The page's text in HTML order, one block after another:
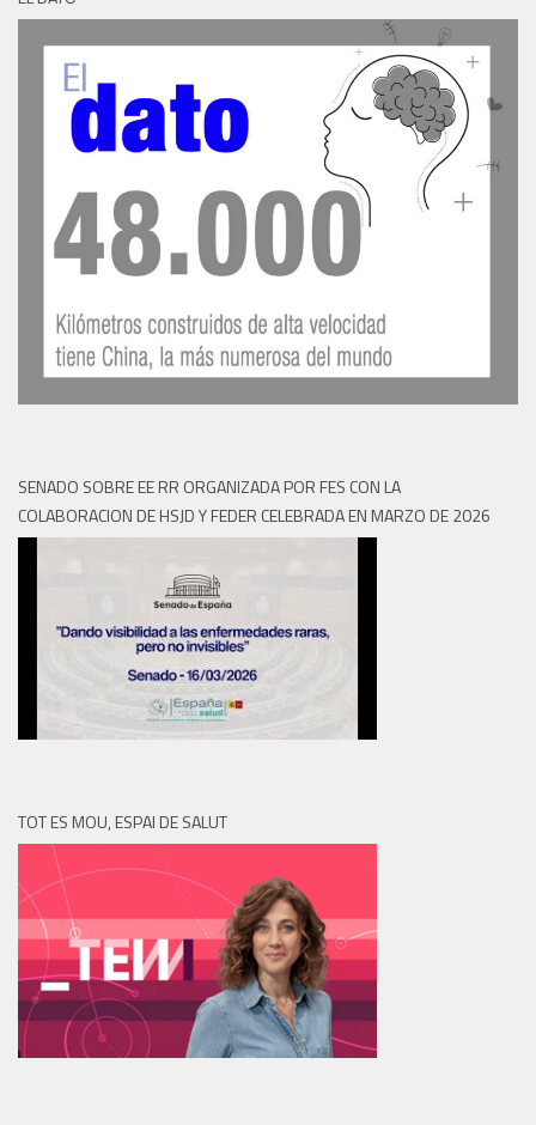
SENADO SOBRE EE RR ORGANIZADA POR FES CON LA
COLABORACION DE HSJD Y FEDER CELEBRADA EN MARZO DE 2026
TOT ES MOU, ESPAI DE SALUT